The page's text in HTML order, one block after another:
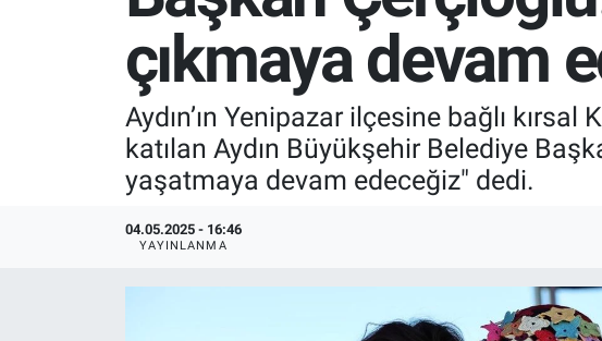
çıkmaya devam
Aydın’ın Yenipazar ilçesine bağlı
katılan Aydın Büyükşehir Belediye
yaşatmaya devam edeceğiz" dedi.
04.05.2025 - 16:46
YAYINLANMA
RESMİ İLANLAR